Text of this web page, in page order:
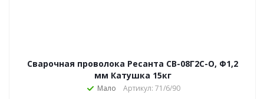
Сварочная проволока Ресанта СВ-08Г2С-О, Ф1,2
мм Катушка 15кг
Мало Артикул: 71/6/90